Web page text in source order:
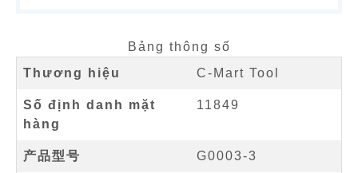
Bảng thông số
Thương hiệu
C-Mart Tool
Số định danh mặt
hàng
11849
产品型号 G0003-3